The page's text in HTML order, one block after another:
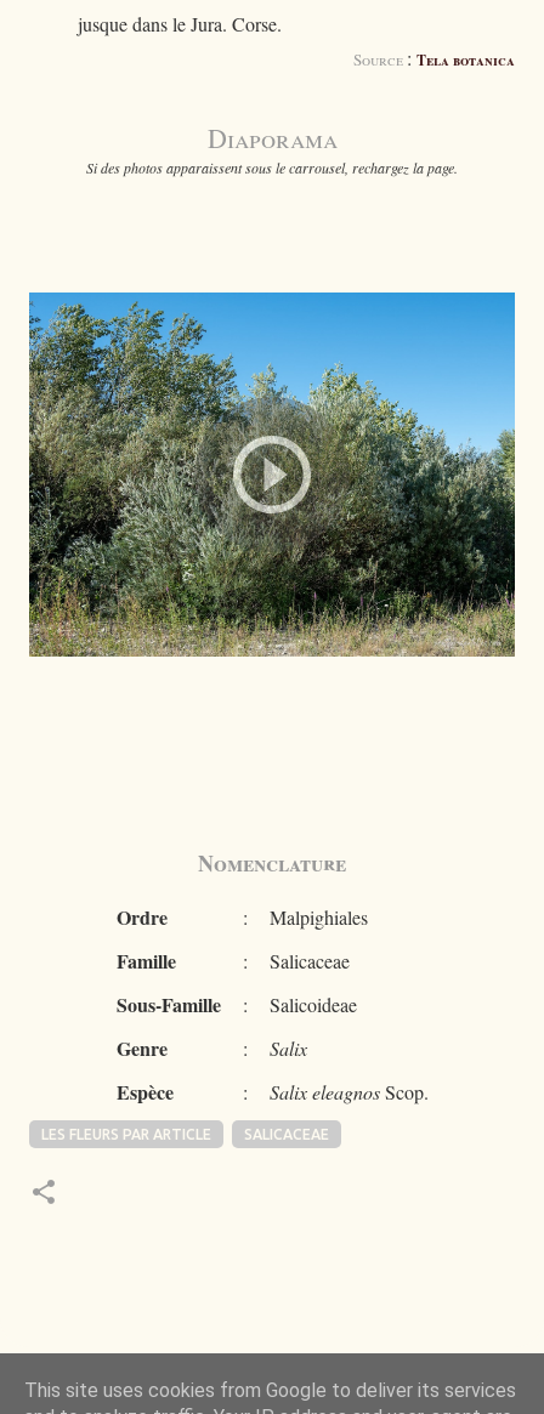
jusque dans le Jura. Corse.
Source : Tela botanica
Diaporama
Si des photos apparaissent sous le carrousel, rechargez la page.
Nomenclature
Ordre : Malpighiales
Famille : Salicaceae
Sous-Famille : Salicoideae
Genre : Salix
Espèce : Salix eleagnosScop.
LES FLEURS PAR ARTICLE SALICACEAE
de la Nature m’a toujours émerveillé mais ce qui
This site uses cookies from Google to deliver its services